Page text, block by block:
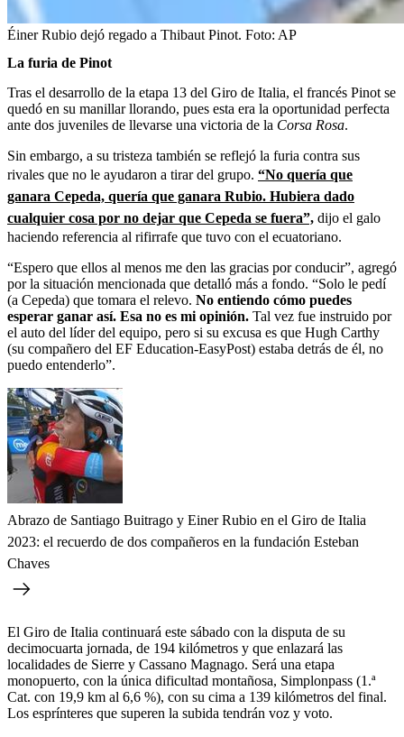
Éiner Rubio dejó regado a Thibaut Pinot. Foto: AP
La furia de Pinot
Tras el desarrollo de la etapa 13 del Giro de Italia, el francés Pinot se
quedó en su manillar llorando, pues esta era la oportunidad perfecta
ante dos juveniles de llevarse una victoria de la Corsa Rosa.
Sin embargo, a su tristeza también se reflejó la furia contra sus
rivales que no le ayudaron a tirar del grupo. “No quería que
ganara Cepeda, quería que ganara Rubio. Hubiera dado
cualquier cosa por no dejar que Cepeda se fuera”, dijo el galo
haciendo referencia al rifirrafe que tuvo con el ecuatoriano.
“Espero que ellos al menos me den las gracias por conducir”, agregó
por la situación mencionada que detalló más a fondo. “Solo le pedí
(a Cepeda) que tomara el relevo. No entiendo cómo puedes
esperar ganar así. Esa no es mi opinión. Tal vez fue instruido por
el auto del líder del equipo, pero si su excusa es que Hugh Carthy
(su compañero del EF Education-EasyPost) estaba detrás de él, no
puedo entenderlo”.
Abrazo de Santiago Buitrago y Einer Rubio en el Giro de Italia
2023: el recuerdo de dos compañeros en la fundación Esteban
Chaves
El Giro de Italia continuará este sábado con la disputa de su
decimocuarta jornada, de 194 kilómetros y que enlazará las
localidades de Sierre y Cassano Magnago. Será una etapa
monopuerto, con la única dificultad montañosa, Simplonpass (1.ª
Cat. con 19,9 km al 6,6 %), con su cima a 139 kilómetros del final.
Los esprínteres que superen la subida tendrán voz y voto.